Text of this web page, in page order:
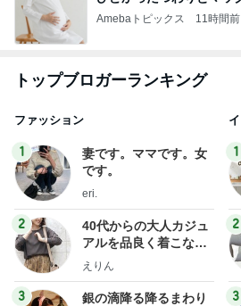
Amebaトピックス 11時間前
トップブロガーランキング
ファッション
1
妻です。ママです。女
です。
eri.
2
40代からの大人カジュ
アルを品良く着こなす
ファッションブログ
えりん
3
銀の滴降る降るまわり
1
2
3